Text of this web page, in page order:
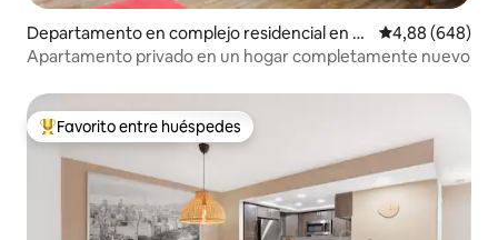
Departamento en complejo residencial en B
ellevue
Calificación
4,88 (648)
Apartamento privado en un hogar completamente nuevo
Favorito entre los huéspedes más destacados
Favorito entre huéspedes